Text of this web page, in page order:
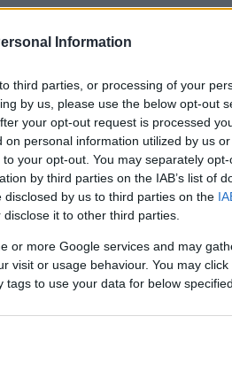
Information
third parties, or processing of your
by us, please use the below opt-out
your opt-out request is processed
personal information utilized by us
your opt-out. You may separately
by third parties on the IAB’s list of
by us to third parties on the
it to other third parties.
or more Google services and may
visit or usage behaviour. You may
to use your data for below
την περιοχή. Όλοι
οκτώ ημέρες
ακόμη ότι μπορεί
Ιράν από το να
του — τρομοκρατία,
μια πιο έμμεση μορφή
της αμερικανικής
πως έχει καταστρέψει
στο μέλλον το